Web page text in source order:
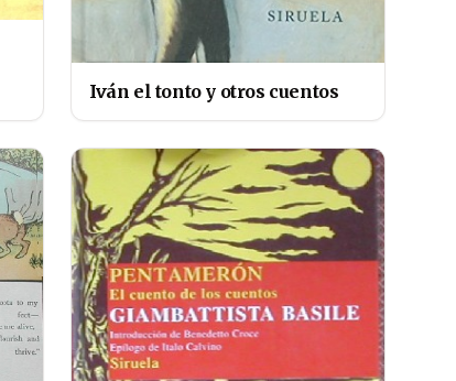
Iván el tonto y otros cuentos